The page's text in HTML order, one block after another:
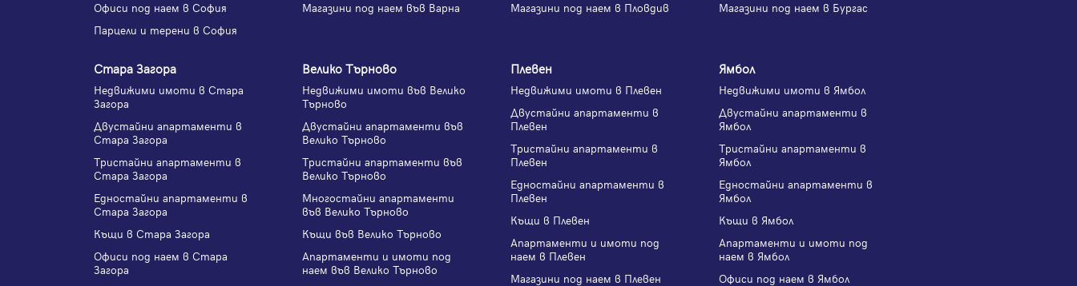
Офиси под наем в София
Парцели и терени в София
Магазини под наем във Варна
Магазини под наем в Пловдив
Магазини под наем в Бургас
Стара Загора
Недвижими имоти в Стара
Загора
Двустайни апартаменти в
Стара Загора
Тристайни апартаменти в
Стара Загора
Едностайни апартаменти в
Стара Загора
Къщи в Стара Загора
Офиси под наем в Стара
Загора
Велико Търново
Недвижими имоти във Велико
Търново
Двустайни апартаменти във
Велико Търново
Тристайни апартаменти във
Велико Търново
Многостайни апартаменти
във Велико Търново
Къщи във Велико Търново
Апартаменти и имоти под
наем във Велико Търново
Плевен
Недвижими имоти в Плевен
Двустайни апартаменти в
Плевен
Тристайни апартаменти в
Плевен
Едностайни апартаменти в
Плевен
Къщи в Плевен
Апартаменти и имоти под
наем в Плевен
Магазини под наем в Плевен
Ямбол
Недвижими имоти в Ямбол
Двустайни апартаменти в
Ямбол
Тристайни апартаменти в
Ямбол
Едностайни апартаменти в
Ямбол
Къщи в Ямбол
Апартаменти и имоти под
наем в Ямбол
Офиси под наем в Ямбол